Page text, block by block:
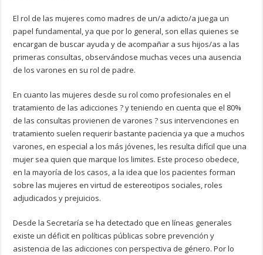
El rol de las mujeres como madres de un/a adicto/a juega un
papel fundamental, ya que por lo general, son ellas quienes se
encargan de buscar ayuda y de acompañar a sus hijos/as a las
primeras consultas, observándose muchas veces una ausencia
de los varones en su rol de padre.
En cuanto las mujeres desde su rol como profesionales en el
tratamiento de las adicciones ? y teniendo en cuenta que el 80%
de las consultas provienen de varones ? sus intervenciones en
tratamiento suelen requerir bastante paciencia ya que a muchos
varones, en especial a los más jóvenes, les resulta difícil que una
mujer sea quien que marque los limites. Este proceso obedece,
en la mayoría de los casos, a la idea que los pacientes forman
sobre las mujeres en virtud de estereotipos sociales, roles
adjudicados y prejuicios.
Desde la Secretaría se ha detectado que en líneas generales
existe un déficit en políticas públicas sobre prevención y
asistencia de las adicciones con perspectiva de género. Por lo